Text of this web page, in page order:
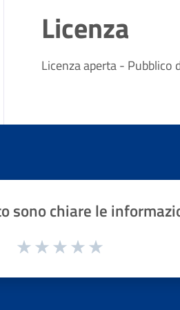
Licenza
Licenza aperta - Pubblico
sono chiare le
1 a 5 stelle la pagina